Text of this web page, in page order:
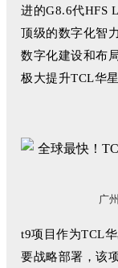
进的G8.6代HFS
顶级的数字化智
数字化建设和布
极大提升TCL华
广
t9项目作为TCL
要战略部署，该